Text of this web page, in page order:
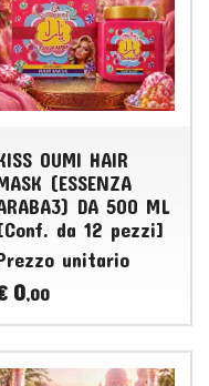
OUMI HAIR
(ESSENZA
DA 500 ML
da 12 pezzi]
unitario
0,00